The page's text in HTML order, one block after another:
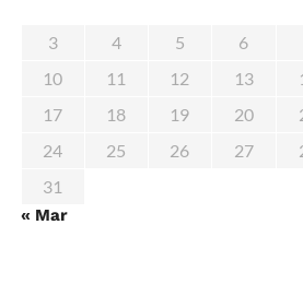
3
4 5 6
10
11 12 13
17
18 19 20
24
25 26 27
31
« Mar